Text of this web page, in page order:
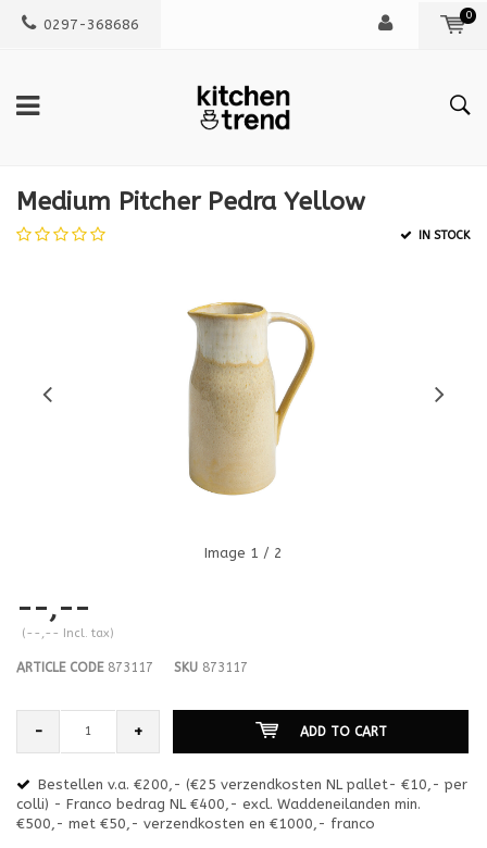
0297-368686
0
Medium Pitcher Pedra Yellow
IN STOCK
Image 1 / 2
--,--
(--,-- Incl. tax)
ARTICLE CODE873117 SKU 873117
- + ADD TO CART
Bestellen v.a. €200,- (€25 verzendkosten NL pallet- €10,- per
colli) - Franco bedrag NL €400,- excl. Waddeneilanden min.
€500,- met €50,- verzendkosten en €1000,- franco